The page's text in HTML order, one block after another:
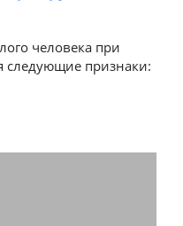
человека при
следующие признаки: